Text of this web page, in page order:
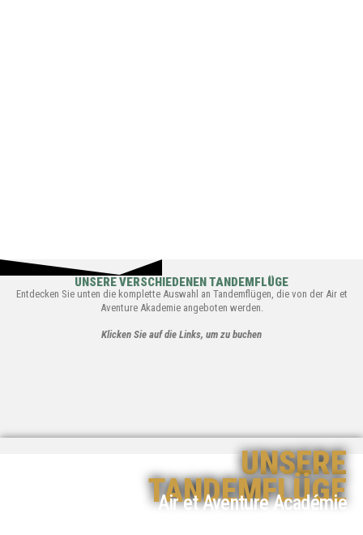
UNSERE VERSCHIEDENEN TANDEMFLÜGE
Entdecken Sie unten die komplette Auswahl an Tandemflügen, die von der Air et
Aventure Akademie angeboten werden.
Klicken Sie auf die Links, um zu buchen
UNSERE
TANDEMFLÜGE
Air et Aventure Académie